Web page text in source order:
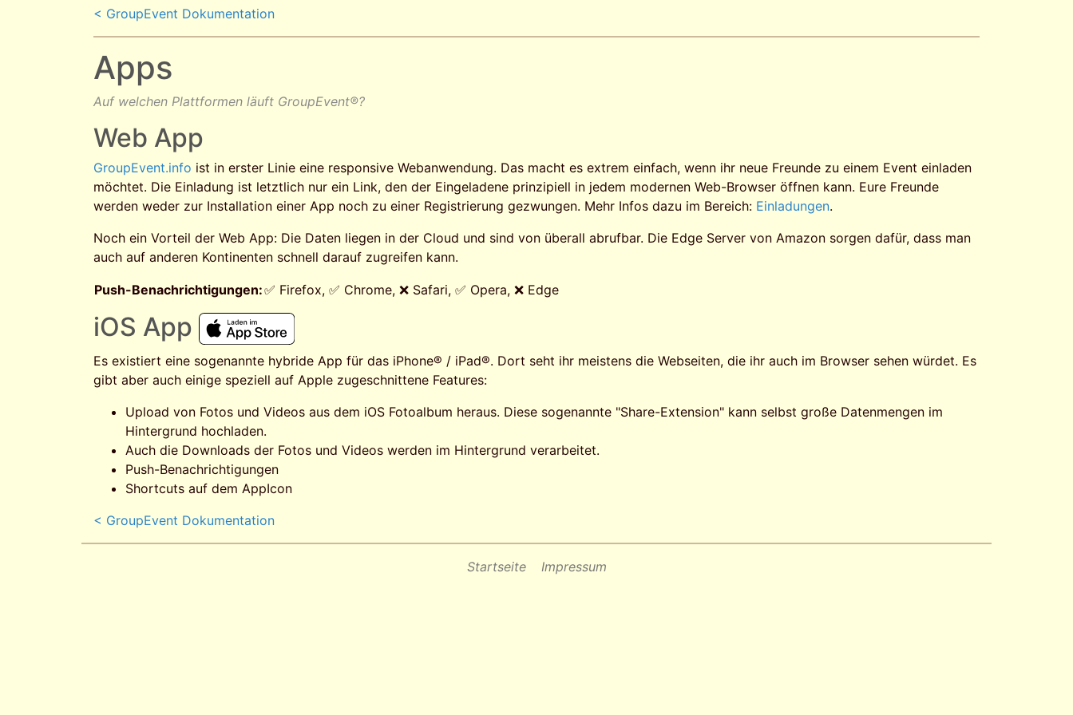
< GroupEvent Dokumentation
Apps
Auf welchen Plattformen läuft GroupEvent®?
Web App
GroupEvent.info ist in erster Linie eine responsive Webanwendung. Das macht es extrem einfach, wenn ihr neue Freunde zu einem Event einladen
möchtet. Die Einladung ist letztlich nur ein Link, den der Eingeladene prinzipiell in jedem modernen Web-Browser öffnen kann. Eure Freunde
werden weder zur Installation einer App noch zu einer Registrierung gezwungen. Mehr Infos dazu im Bereich: Einladungen.
Noch ein Vorteil der Web App: Die Daten liegen in der Cloud und sind von überall abrufbar. Die Edge Server von Amazon sorgen dafür, dass man
auch auf anderen Kontinenten schnell darauf zugreifen kann.
Push-Benachrichtigungen:✅ Firefox, ✅ Chrome, ❌ Safari, ✅ Opera, ❌ Edge
iOS App
Es existiert eine sogenannte hybride App für das iPhone® / iPad®. Dort seht ihr meistens die Webseiten, die ihr auch im Browser sehen würdet. Es
gibt aber auch einige speziell auf Apple zugeschnittene Features:
Upload von Fotos und Videos aus dem iOS Fotoalbum heraus. Diese sogenannte "Share-Extension" kann selbst große Datenmengen im
Hintergrund hochladen.
Auch die Downloads der Fotos und Videos werden im Hintergrund verarbeitet.
Push-Benachrichtigungen
Shortcuts auf dem AppIcon
< GroupEvent Dokumentation
Startseite Impressum